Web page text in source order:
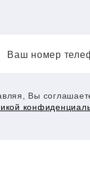
Ваш номер
Вы